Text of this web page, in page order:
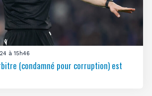
à 15h46
(condamné pour corruption) est